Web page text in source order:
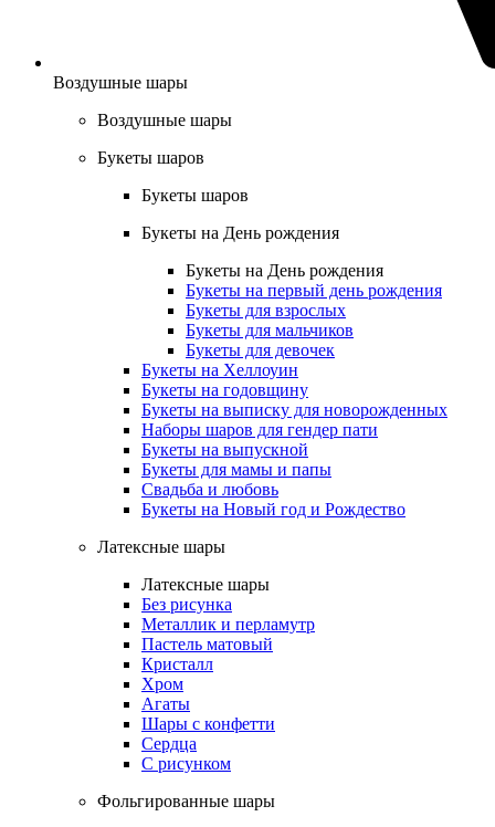
Воздушные шары
Воздушные шары
Букеты шаров
Букеты шаров
Букеты на День рождения
Букеты на День рождения
Букеты на первый день рождения
Букеты для взрослых
Букеты для мальчиков
Букеты для девочек
Букеты на Хеллоуин
Букеты на годовщину
Букеты на выписку для новорожденных
Наборы шаров для гендер пати
Букеты на выпускной
Букеты для мамы и папы
Свадьба и любовь
Букеты на Новый год и Рождество
Латексные шары
Латексные шары
Без рисунка
Металлик и перламутр
Пастель матовый
Кристалл
Хром
Агаты
Шары с конфетти
Сердца
С рисунком
Фольгированные шары